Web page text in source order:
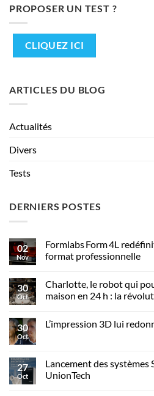
PROPOSER UN TEST ?
CLIQUEZ ICI
ARTICLES DU BLOG
Actualités
Divers
Tests
DERNIERS POSTES
02
Nov
Formlabs Form 4L
format professionnelle
30
Oct
Charlotte, le robot qui
maison en 24 h : la
30
Oct
L’impression 3D lui
27
Oct
Lancement des systèmes
UnionTech